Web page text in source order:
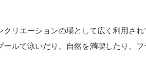
リエーションの場として広く利用さ
ールで泳いだり、自然を満喫したり、